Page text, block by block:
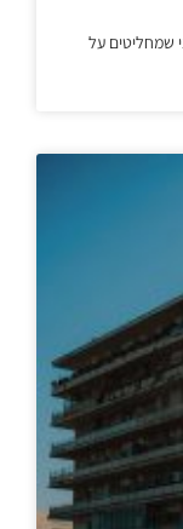
לפני שמחליטים על